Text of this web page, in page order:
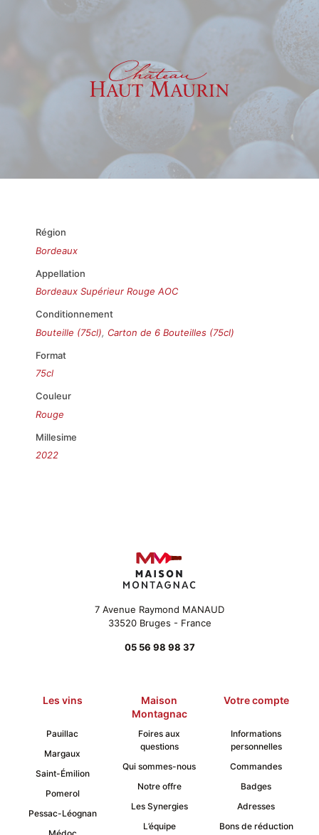
Région
Bordeaux
Appellation
Bordeaux Supérieur Rouge AOC
Conditionnement
Bouteille (75cl), Carton de 6 Bouteilles (75cl)
Format
75cl
Couleur
Rouge
Millesime
2022
7 Avenue Raymond MANAUD
33520 Bruges - France
05 56 98 98 37
Les vins
Maison
Montagnac
Votre compte
Pauillac
Margaux
Saint-Émilion
Pomerol
Pessac-Léognan
Foires aux
questions
Qui sommes-nous
Notre offre
Les Synergies
L’équipe
Informations
personnelles
Commandes
Badges
Adresses
Bons de réduction